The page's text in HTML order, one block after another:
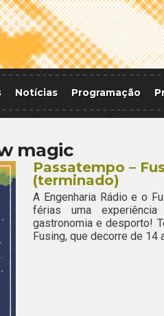
Notícias Programação
magic
Passatempo –
(terminado)
A Engenharia Rádio e o
férias uma
gastronomia e desporto!
Fusing, que decorre de 14